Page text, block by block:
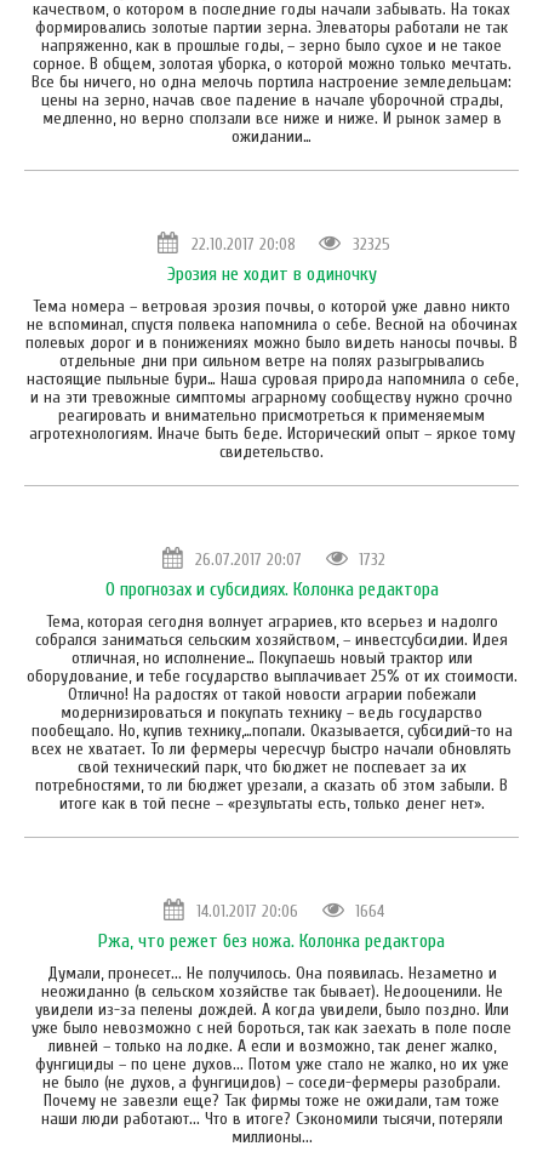
качеством, о котором в последние годы начали забывать. На токах
формировались золотые партии зерна. Элеваторы работали не так
напряженно, как в прошлые годы, – зерно было сухое и не такое
сорное. В общем, золотая уборка, о которой можно только мечтать.
Все бы ничего, но одна мелочь портила настроение земледельцам:
цены на зерно, начав свое падение в начале уборочной страды,
медленно, но верно сползали все ниже и ниже. И рынок замер в
ожидании…
22.10.2017 20:08 32325
Эрозия не ходит в одиночку
Тема номера – ветровая эрозия почвы, о которой уже давно никто
не вспоминал, спустя полвека напомнила о себе. Весной на обочинах
полевых дорог и в понижениях можно было видеть наносы почвы. В
отдельные дни при сильном ветре на полях разыгрывались
настоящие пыльные бури… Наша суровая природа напомнила о себе,
и на эти тревожные симптомы аграрному сообществу нужно срочно
реагировать и внимательно присмотреться к применяемым
агротехнологиям. Иначе быть беде. Исторический опыт – яркое тому
свидетельство.
26.07.2017 20:07 1732
О прогнозах и субсидиях. Колонка редактора
Тема, которая сегодня волнует аграриев, кто всерьез и надолго
собрался заниматься сельским хозяйством, – инвестсубсидии. Идея
отличная, но исполнение… Покупаешь новый трактор или
оборудование, и тебе государство выплачивает 25% от их стоимости.
Отлично! На радостях от такой новости аграрии побежали
модернизироваться и покупать технику – ведь государство
пообещало. Но, купив технику,…попали. Оказывается, субсидий-то на
всех не хватает. То ли фермеры чересчур быстро начали обновлять
свой технический парк, что бюджет не поспевает за их
потребностями, то ли бюджет урезали, а сказать об этом забыли. В
итоге как в той песне – «результаты есть, только денег нет».
14.01.2017 20:06 1664
Ржа, что режет без ножа. Колонка редактора
Думали, пронесет... Не получилось. Она появилась. Незаметно и
неожиданно (в сельском хозяйстве так бывает). Недооценили. Не
увидели из-за пелены дождей. А когда увидели, было поздно. Или
уже было невозможно с ней бороться, так как заехать в поле после
ливней – только на лодке. А если и возможно, так денег жалко,
фунгициды – по цене духов... Потом уже стало не жалко, но их уже
не было (не духов, а фунгицидов) – соседи-фермеры разобрали.
Почему не завезли еще? Так фирмы тоже не ожидали, там тоже
наши люди работают... Что в итоге? Сэкономили тысячи, потеряли
миллионы...